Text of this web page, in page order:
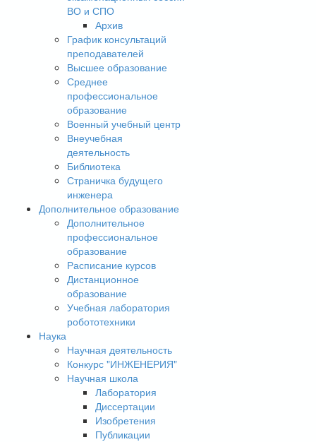
ВО и СПО
Архив
График консультаций
преподавателей
Высшее образование
Среднее
профессиональное
образование
Военный учебный центр
Внеучебная
деятельность
Библиотека
Страничка будущего
инженера
Дополнительное образование
Дополнительное
профессиональное
образование
Расписание курсов
Дистанционное
образование
Учебная лаборатория
робототехники
Наука
Научная деятельность
Конкурс "ИНЖЕНЕРИЯ"
Научная школа
Лаборатория
Диссертации
Изобретения
Публикации